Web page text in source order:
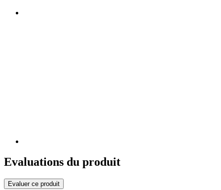
Evaluations du produit
Evaluer ce produit